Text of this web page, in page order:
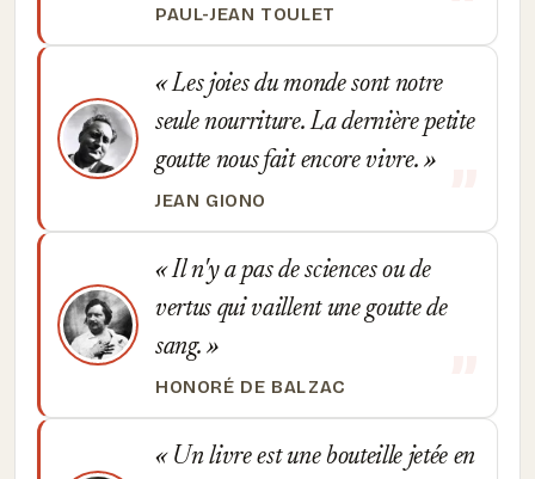
PAUL-JEAN TOULET
Les joies du monde sont notre
seule nourriture. La dernière petite
goutte nous fait encore vivre.
JEAN GIONO
Il n'y a pas de sciences ou de
vertus qui vaillent une goutte de
sang.
HONORÉ DE BALZAC
Un livre est une bouteille jetée en